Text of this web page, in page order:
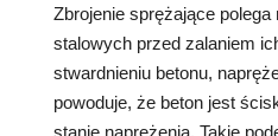
Zbrojenie sprężające polega
stalowych przed zalaniem
stwardnieniu betonu,
powoduje, że beton jest
stanie naprężenia. Takie